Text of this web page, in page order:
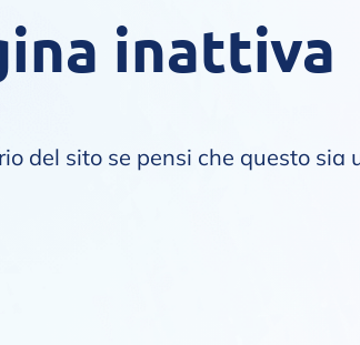
inattiva
del sito se pensi che questo sia